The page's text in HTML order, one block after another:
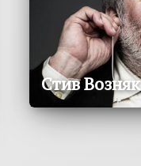
Стив Возняк